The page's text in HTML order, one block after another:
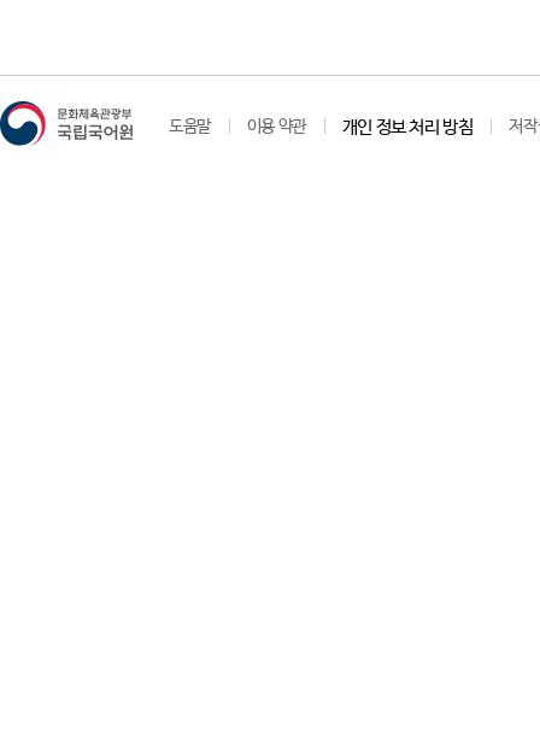
도움말 이용 약관 개인 정보 처리 방침 저